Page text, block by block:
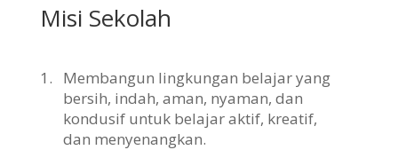
Misi Sekolah
1.
Membangun lingkungan belajar yang
bersih, indah, aman, nyaman, dan
kondusif untuk belajar aktif, kreatif,
dan menyenangkan.